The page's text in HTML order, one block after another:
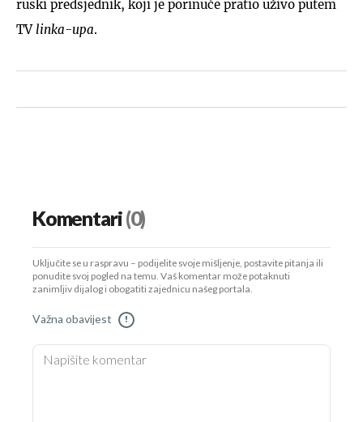
ruski predsjednik, koji je porinuće pratio uživo putem
TV linka-upa.
Komentari(0)
Uključite se u raspravu – podijelite svoje mišljenje, postavite pitanja ili
ponudite svoj pogled na temu. Vaš komentar može potaknuti
zanimljiv dijalog i obogatiti zajednicu našeg portala.
Važna obavijest !